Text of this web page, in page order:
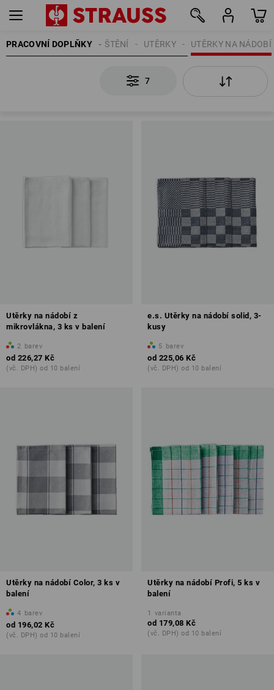
PRACOVNÍ DOPLŇKY UTĚRKY NA NÁDOBÍ
UTĚRKY
ČIŠTĚNÍ
7
Utěrky na nádobí z
mikrovlákna, 3 ks v balení
2 barev
od 226,27 Kč
(vč. DPH) od 10 balení
e.s. Utěrky na nádobí solid, 3-
kusy
5 barev
od 225,06 Kč
(vč. DPH) od 10 balení
Utěrky na nádobí Color, 3 ks v
balení
4 barev
od 196,02 Kč
(vč. DPH) od 10 balení
Utěrky na nádobí Profi, 5 ks v
balení
1 varianta
od 179,08 Kč
(vč. DPH) od 10 balení